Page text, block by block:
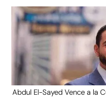
Abdul El-Sayed Vence a la